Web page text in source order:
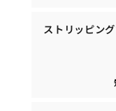
ストリッピン